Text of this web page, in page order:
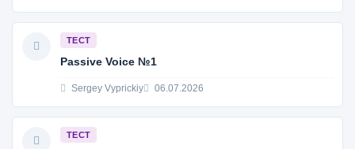
ТЕСТ
Passive Voice №1
Sergey Vyprickiy 06.07.2026
ТЕСТ